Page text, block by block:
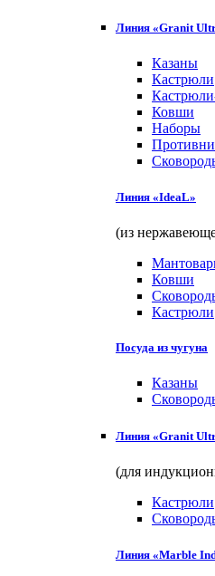
Линия «Granit
Казаны
Кастрюли
Ковши
Наборы
Противни
Линия «IdeaL»
(из
Ковши
Кастрюли
Посуда из чугуна
Казаны
Линия «Granit
(для
Кастрюли
Линия «Marble